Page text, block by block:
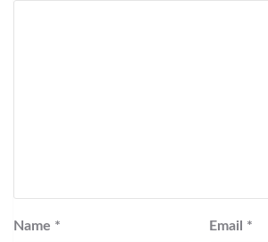
Name * Email *